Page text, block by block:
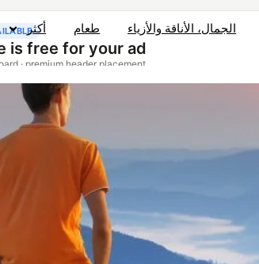
الجمال، الأناقة والأزياء طعام أكثر